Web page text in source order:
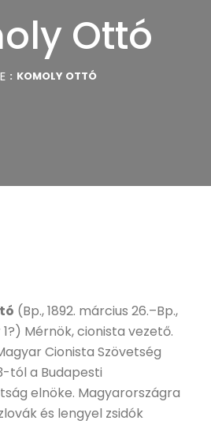
Ottó
KOMOLY OTTÓ
(Bp., 1892. március 26.–Bp.,
1?) Mérnök, cionista vezető.
Cionista Szövetség
tól a Budapesti
elnöke. Magyarországra
és lengyel zsidók